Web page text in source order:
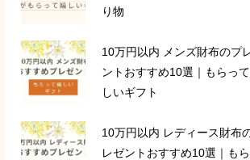
り物
10万円以内 メンズ財布のプ
ントおすすめ10選｜もらっ
しいギフト
10万円以内 レディース財布
レゼントおすすめ10選｜も